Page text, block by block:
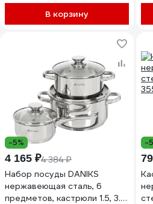
В корзину
-5%
4 165 ₽4 384 ₽
Набор посуды DANIKS
нержавеющая сталь, 6
предметов, кастрюли 1.5, 3.1,
-